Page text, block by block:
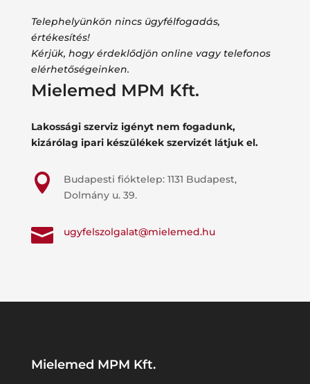
Telephelyünkön nincs ügyfélfogadás,
értékesítés!
Kérjük, hogy érdeklődjön online vagy telefonos
elérhetőségeinken.
Mielemed MPM Kft.
Lakossági szerviz igényt nem fogadunk,
kizárólag ipari készülékek szervizét látjuk el.

Budapesti fióktelep: 1131 Budapest,
Dolmány u. 39.
 ugyfelszolgalat@mielemed.hu
Mielemed MPM Kft.